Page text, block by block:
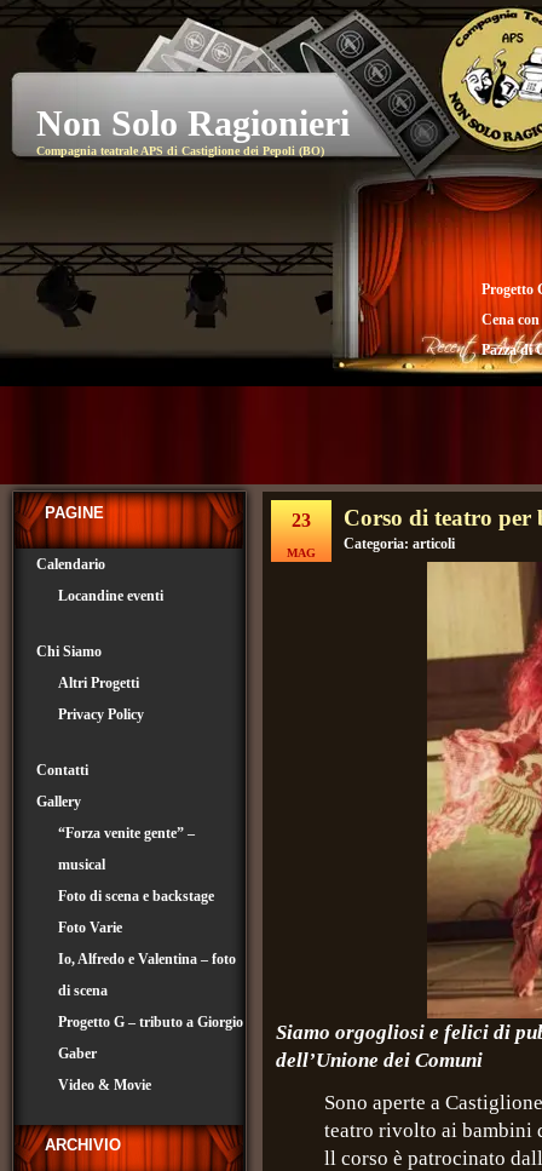
Non Solo Ragionieri
Compagnia teatrale APS di Castiglione dei Pepoli (BO)
Progetto
Cena
Pazza di
PAGINE
Calendario
Locandine eventi
Chi Siamo
Altri Progetti
Privacy Policy
Contatti
Gallery
“Forza venite gente” –
musical
Foto di scena e backstage
Foto Varie
Io, Alfredo e Valentina – foto
di scena
Progetto G – tributo a Giorgio
Gaber
Video & Movie
ARCHIVIO
23
MAG
Corso di teatro per
Categoria: articoli
Siamo orgogliosi e felici di
dell’Unione dei Comuni
Sono aperte a
teatro rivolto ai bambini
ll corso è patrocinato